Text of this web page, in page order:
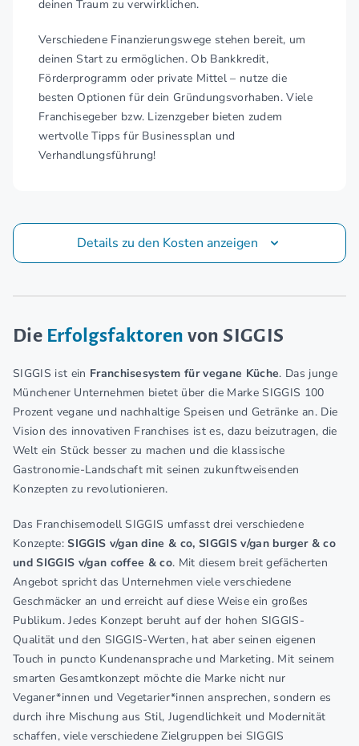
deinen Traum zu verwirklichen.
Verschiedene Finanzierungswege stehen bereit, um
deinen Start zu ermöglichen. Ob Bankkredit,
Förderprogramm oder private Mittel – nutze die
besten Optionen für dein Gründungsvorhaben. Viele
Franchisegeber bzw. Lizenzgeber bieten zudem
wertvolle Tipps für Businessplan und
Verhandlungsführung!
Details zu den Kosten anzeigen
Die Erfolgsfaktoren von SIGGIS
SIGGIS ist ein Franchisesystem für vegane Küche. Das junge
Münchener Unternehmen bietet über die Marke SIGGIS 100
Prozent vegane und nachhaltige Speisen und Getränke an. Die
Vision des innovativen Franchises ist es, dazu beizutragen, die
Welt ein Stück besser zu machen und die klassische
Gastronomie-Landschaft mit seinen zukunftweisenden
Konzepten zu revolutionieren.
Das Franchisemodell SIGGIS umfasst drei verschiedene
Konzepte:SIGGIS v/gan dine & co, SIGGIS v/gan burger & co
und SIGGIS v/gan coffee & co. Mit diesem breit gefächerten
Angebot spricht das Unternehmen viele verschiedene
Geschmäcker an und erreicht auf diese Weise ein großes
Publikum. Jedes Konzept beruht auf der hohen SIGGIS-
Qualität und den SIGGIS-Werten, hat aber seinen eigenen
Touch in puncto Kundenansprache und Marketing. Mit seinem
smarten Gesamtkonzept möchte die Marke nicht nur
Veganer*innen und Vegetarier*innen ansprechen, sondern es
durch ihre Mischung aus Stil, Jugendlichkeit und Modernität
schaffen, viele verschiedene Zielgruppen bei SIGGIS